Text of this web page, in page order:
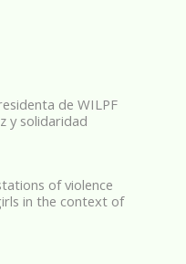
de WILPF
y solidaridad
of violence
in the context of